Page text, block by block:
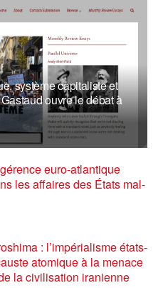
système capitaliste et
ouvre le débat à
euro-atlantique
les affaires des États mal-
: l’impérialisme états-
atomique à la menace
la civilisation iranienne